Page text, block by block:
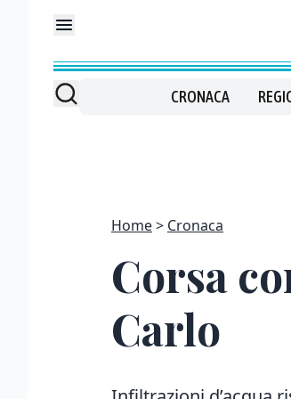
CRONACA
Home Cronaca
Corsa
Carlo